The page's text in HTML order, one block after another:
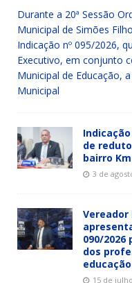
Durante a 20ª Sessão
Municipal de Simões
Indicação nº 095/2026,
Executivo, em conjunto
Municipal de Educação,
Municipal
de
bairro
3 de
Vereador
090/2026
dos
15 de